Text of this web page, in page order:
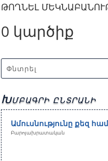
ԹՈՂՆԵԼ
0 կարծիք
Խմբագրի ընտրանի
Ամուսնությունը քեզ
Բարոյախրատական